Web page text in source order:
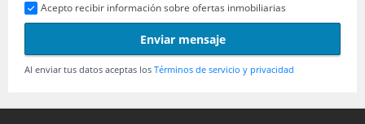
Acepto recibir información sobre ofertas inmobiliarias
Enviar mensaje
Al enviar tus datos aceptas los Términos de servicio y privacidad